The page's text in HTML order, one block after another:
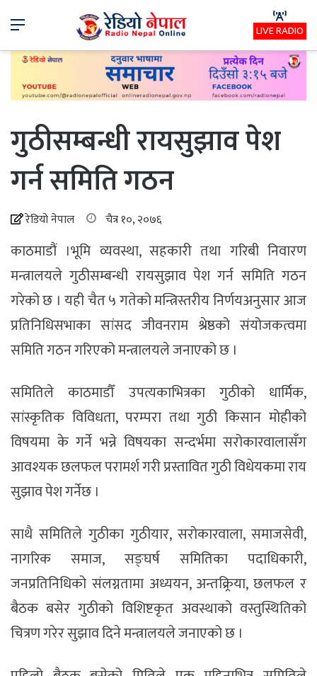
Menu LIVE RADIO
गुठीसम्बन्धी रायसुझाव पेश
गर्न समिति गठन
रेडियो नेपाल चैत्र १०, २०७६
काठमाडौं ।भूमि व्यवस्था, सहकारी तथा गरिबी निवारण
मन्त्रालयले गुठीसम्बन्धी रायसुझाव पेश गर्न समिति गठन
गरेको छ । यही चैत ५ गतेको मन्त्रिस्तरीय निर्णयअनुसार आज
प्रतिनिधिसभाका सांसद जीवनराम श्रेष्ठको संयोजकत्वमा
समिति गठन गरिएको मन्त्रालयले जनाएको छ ।
समितिले काठमाडौँ उपत्यकाभित्रका गुठीको धार्मिक,
सांस्कृतिक विविधता, परम्परा तथा गुठी किसान मोहीको
विषयमा के गर्ने भन्ने विषयका सन्दर्भमा सरोकारवालासँग
आवश्यक छलफल परामर्श गरी प्रस्तावित गुठी विधेयकमा राय
सुझाव पेश गर्नेछ ।
साथै समितिले गुठीका गुठीयार, सरोकारवाला, समाजसेवी,
नागरिक समाज, सङ्घर्ष समितिका पदाधिकारी,
जनप्रतिनिधिको संलग्नतामा अध्ययन, अन्तक्र्रिया, छलफल र
बैठक बसेर गुठीको विशिष्टकृत अवस्थाको वस्तुस्थितिको
चित्रण गरेर सुझाव दिने मन्त्रालयले जनाएको छ ।